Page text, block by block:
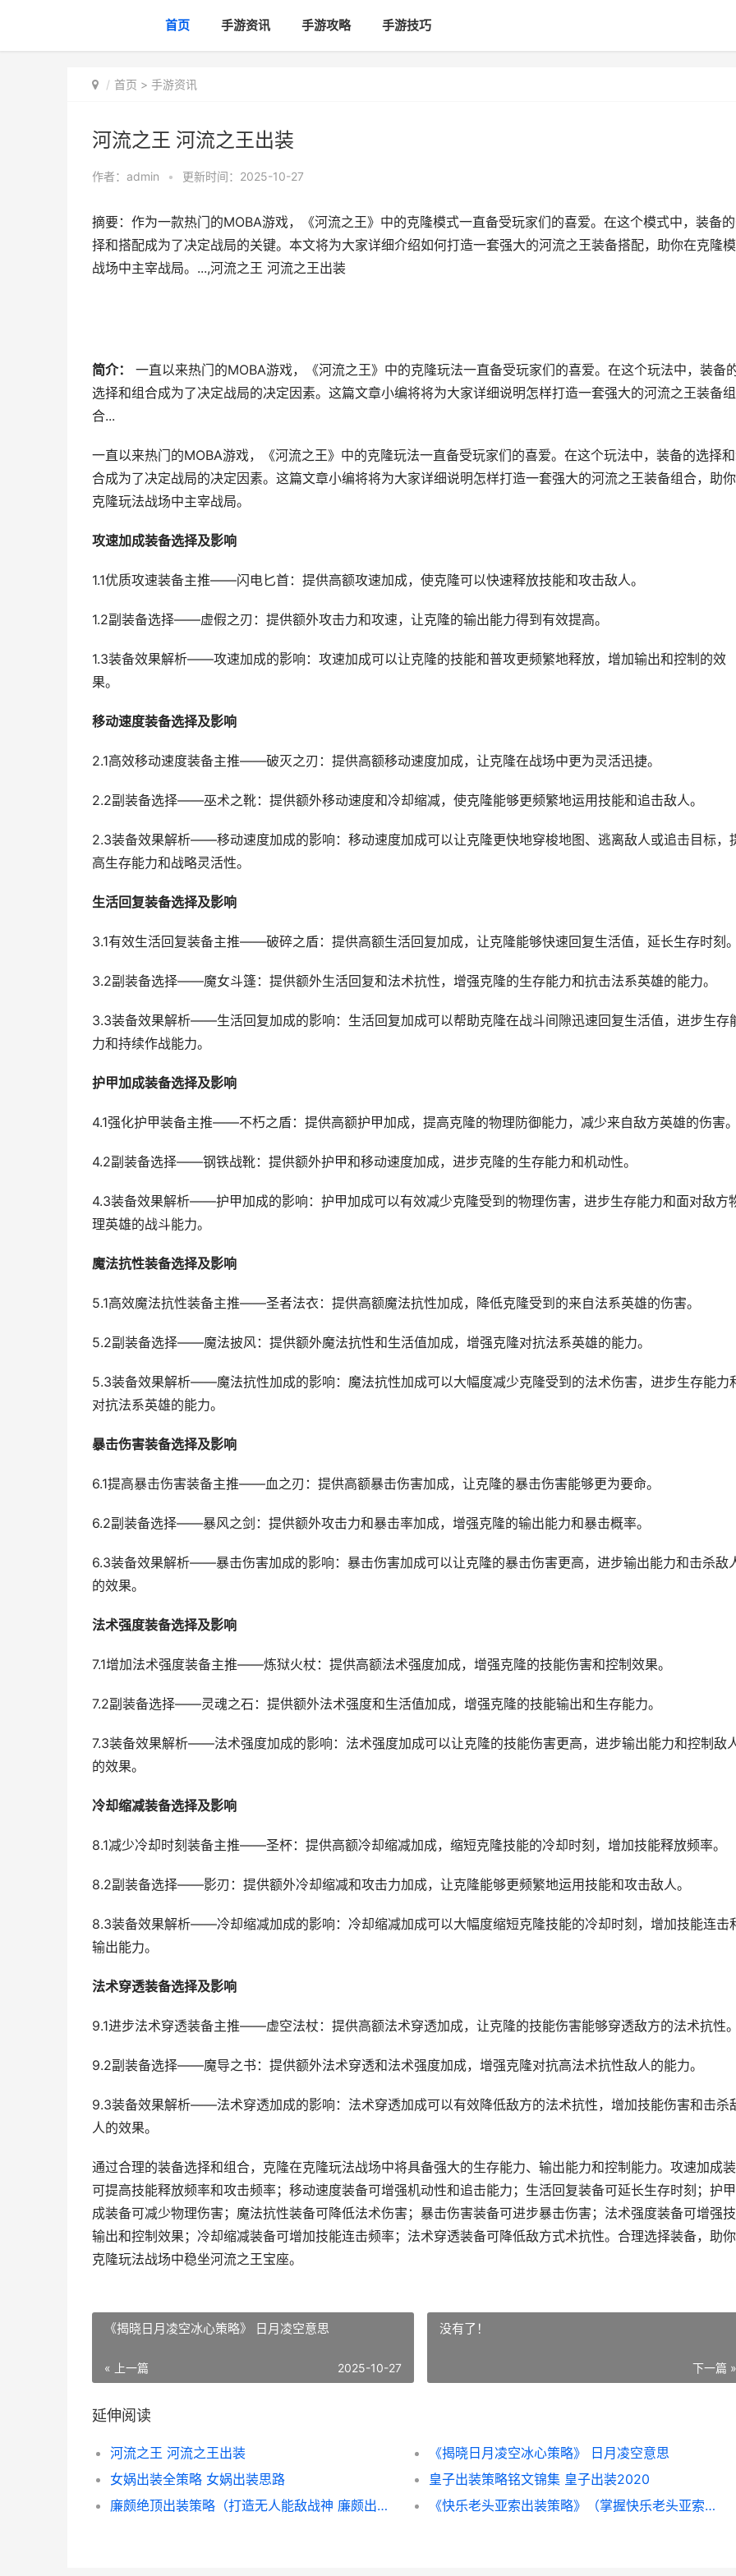
首页 手游资讯 手游攻略 手游技巧
首页 > 手游资讯
河流之王 河流之王出装
作者： admin • 更新时间：2025-10-27
摘要：作为一款热门的MOBA游戏，《河流之王》中的克隆模式一直备受玩家们的喜爱。在这个模式中，装备
择和搭配成为了决定战局的关键。本文将为大家详细介绍如何打造一套强大的河流之王装备搭配，助你在克隆
战场中主宰战局。...,河流之王 河流之王出装
简介：
一直以来热门的MOBA游戏，《河流之王》中的克隆玩法一直备受玩家们的喜爱。在这个玩法中，装备
选择和组合成为了决定战局的决定因素。这篇文章小编将将为大家详细说明怎样打造一套强大的河流之王装备组
合...
一直以来热门的MOBA游戏，《河流之王》中的克隆玩法一直备受玩家们的喜爱。在这个玩法中，装备的选择
合成为了决定战局的决定因素。这篇文章小编将将为大家详细说明怎样打造一套强大的河流之王装备组合，助
克隆玩法战场中主宰战局。
攻速加成装备选择及影响
1.1优质攻速装备主推——闪电匕首：提供高额攻速加成，使克隆可以快速释放技能和攻击敌人。
1.2副装备选择——虚假之刃：提供额外攻击力和攻速，让克隆的输出能力得到有效提高。
1.3装备效果解析——攻速加成的影响：攻速加成可以让克隆的技能和普攻更频繁地释放，增加输出和控制的效
果。
移动速度装备选择及影响
2.1高效移动速度装备主推——破灭之刃：提供高额移动速度加成，让克隆在战场中更为灵活迅捷。
2.2副装备选择——巫术之靴：提供额外移动速度和冷却缩减，使克隆能够更频繁地运用技能和追击敌人。
2.3装备效果解析——移动速度加成的影响：移动速度加成可以让克隆更快地穿梭地图、逃离敌人或追击目标，
高生存能力和战略灵活性。
生活回复装备选择及影响
3.1有效生活回复装备主推——破碎之盾：提供高额生活回复加成，让克隆能够快速回复生活值，延长生存时刻
3.2副装备选择——魔女斗篷：提供额外生活回复和法术抗性，增强克隆的生存能力和抗击法系英雄的能力。
3.3装备效果解析——生活回复加成的影响：生活回复加成可以帮助克隆在战斗间隙迅速回复生活值，进步生存
力和持续作战能力。
护甲加成装备选择及影响
4.1强化护甲装备主推——不朽之盾：提供高额护甲加成，提高克隆的物理防御能力，减少来自敌方英雄的伤害
4.2副装备选择——钢铁战靴：提供额外护甲和移动速度加成，进步克隆的生存能力和机动性。
4.3装备效果解析——护甲加成的影响：护甲加成可以有效减少克隆受到的物理伤害，进步生存能力和面对敌方
理英雄的战斗能力。
魔法抗性装备选择及影响
5.1高效魔法抗性装备主推——圣者法衣：提供高额魔法抗性加成，降低克隆受到的来自法系英雄的伤害。
5.2副装备选择——魔法披风：提供额外魔法抗性和生活值加成，增强克隆对抗法系英雄的能力。
5.3装备效果解析——魔法抗性加成的影响：魔法抗性加成可以大幅度减少克隆受到的法术伤害，进步生存能力
对抗法系英雄的能力。
暴击伤害装备选择及影响
6.1提高暴击伤害装备主推——血之刃：提供高额暴击伤害加成，让克隆的暴击伤害能够更为要命。
6.2副装备选择——暴风之剑：提供额外攻击力和暴击率加成，增强克隆的输出能力和暴击概率。
6.3装备效果解析——暴击伤害加成的影响：暴击伤害加成可以让克隆的暴击伤害更高，进步输出能力和击杀敌
的效果。
法术强度装备选择及影响
7.1增加法术强度装备主推——炼狱火杖：提供高额法术强度加成，增强克隆的技能伤害和控制效果。
7.2副装备选择——灵魂之石：提供额外法术强度和生活值加成，增强克隆的技能输出和生存能力。
7.3装备效果解析——法术强度加成的影响：法术强度加成可以让克隆的技能伤害更高，进步输出能力和控制敌
的效果。
冷却缩减装备选择及影响
8.1减少冷却时刻装备主推——圣杯：提供高额冷却缩减加成，缩短克隆技能的冷却时刻，增加技能释放频率。
8.2副装备选择——影刃：提供额外冷却缩减和攻击力加成，让克隆能够更频繁地运用技能和攻击敌人。
8.3装备效果解析——冷却缩减加成的影响：冷却缩减加成可以大幅度缩短克隆技能的冷却时刻，增加技能连击
输出能力。
法术穿透装备选择及影响
9.1进步法术穿透装备主推——虚空法杖：提供高额法术穿透加成，让克隆的技能伤害能够穿透敌方的法术抗性
9.2副装备选择——魔导之书：提供额外法术穿透和法术强度加成，增强克隆对抗高法术抗性敌人的能力。
9.3装备效果解析——法术穿透加成的影响：法术穿透加成可以有效降低敌方的法术抗性，增加技能伤害和击杀
人的效果。
通过合理的装备选择和组合，克隆在克隆玩法战场中将具备强大的生存能力、输出能力和控制能力。攻速加成
可提高技能释放频率和攻击频率；移动速度装备可增强机动性和追击能力；生活回复装备可延长生存时刻；护
成装备可减少物理伤害；魔法抗性装备可降低法术伤害；暴击伤害装备可进步暴击伤害；法术强度装备可增强
输出和控制效果；冷却缩减装备可增加技能连击频率；法术穿透装备可降低敌方式术抗性。合理选择装备，助
克隆玩法战场中稳坐河流之王宝座。
《揭晓日月凌空冰心策略》 日月凌空意思
« 上一篇 2025-10-27
没有了！
下一篇 »
延伸阅读
河流之王 河流之王出装
《揭晓日月凌空冰心策略》 日月凌空意思
女娲出装全策略 女娲出装思路
皇子出装策略铭文锦集 皇子出装2020
廉颇绝顶出装策略（打造无人能敌战神 廉颇出装怎么搭配最强2020
《快乐老头亚索出装策略》（掌握快乐老头亚索出装 快乐老头的微博